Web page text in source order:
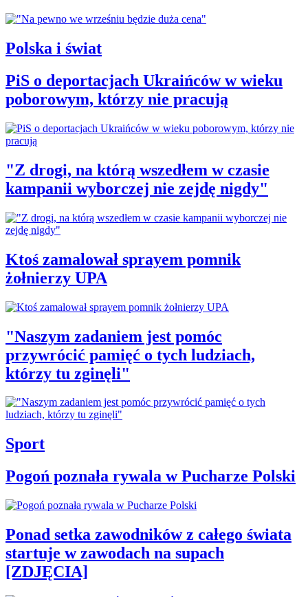
Polska i świat
PiS o deportacjach Ukraińców w wieku
poborowym, którzy nie pracują
"Z drogi, na którą wszedłem w czasie
kampanii wyborczej nie zejdę nigdy"
Ktoś zamalował sprayem pomnik
żołnierzy UPA
"Naszym zadaniem jest pomóc
przywrócić pamięć o tych ludziach,
którzy tu zginęli"
Sport
Pogoń poznała rywala w Pucharze Polski
Ponad setka zawodników z całego świata
startuje w zawodach na supach
[ZDJĘCIA]